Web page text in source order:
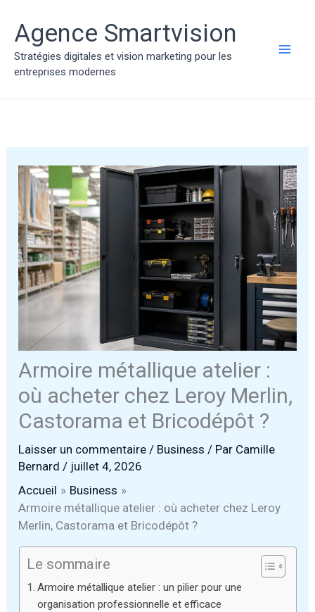
contenu
Agence Smartvision
Stratégies digitales et vision marketing pour les
entreprises modernes
Armoire métallique atelier :
où acheter chez Leroy Merlin,
Castorama et Bricodépôt ?
Laisser un commentaire / Business / Par Camille
Bernard/ juillet 4, 2026
Accueil
Business
Armoire métallique atelier : où acheter chez Leroy
Merlin, Castorama et Bricodépôt ?
Le sommaire
Armoire métallique atelier : un pilier pour une
organisation professionnelle et efficace